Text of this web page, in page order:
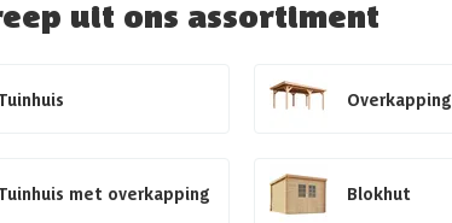
uit ons assortiment
Overkapping
met overkapping Blokhut